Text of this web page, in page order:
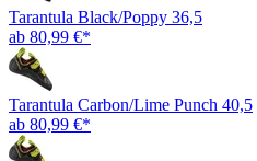
Tarantula Black/Poppy 36,5
ab 80,99 €*
Tarantula Carbon/Lime Punch 40,5
ab 80,99 €*